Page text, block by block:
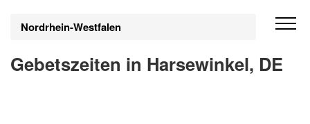
Nordrhein-Westfalen
Gebetszeiten in Harsewinkel, DE